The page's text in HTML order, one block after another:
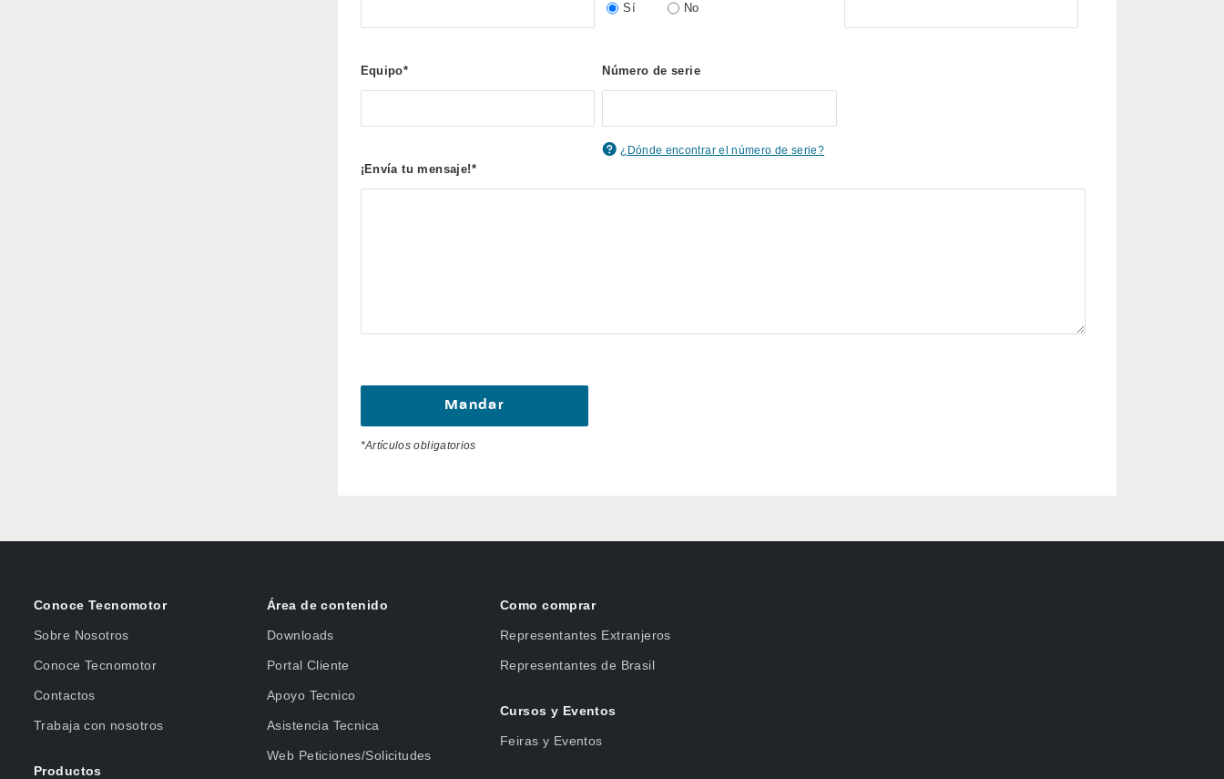
Sí No
Equipo* Número de serie
¿Dónde encontrar el número de serie?
¡Envía tu mensaje!*
*Artículos obligatorios
Conoce Tecnomotor
Sobre Nosotros
Conoce Tecnomotor
Contactos
Trabaja con nosotros
Productos
Área de contenido
Downloads
Portal Cliente
Apoyo Tecnico
Asistencia Tecnica
Web Peticiones/Solicitudes
Como comprar
Representantes Extranjeros
Representantes de Brasil
Cursos y Eventos
Feiras y Eventos